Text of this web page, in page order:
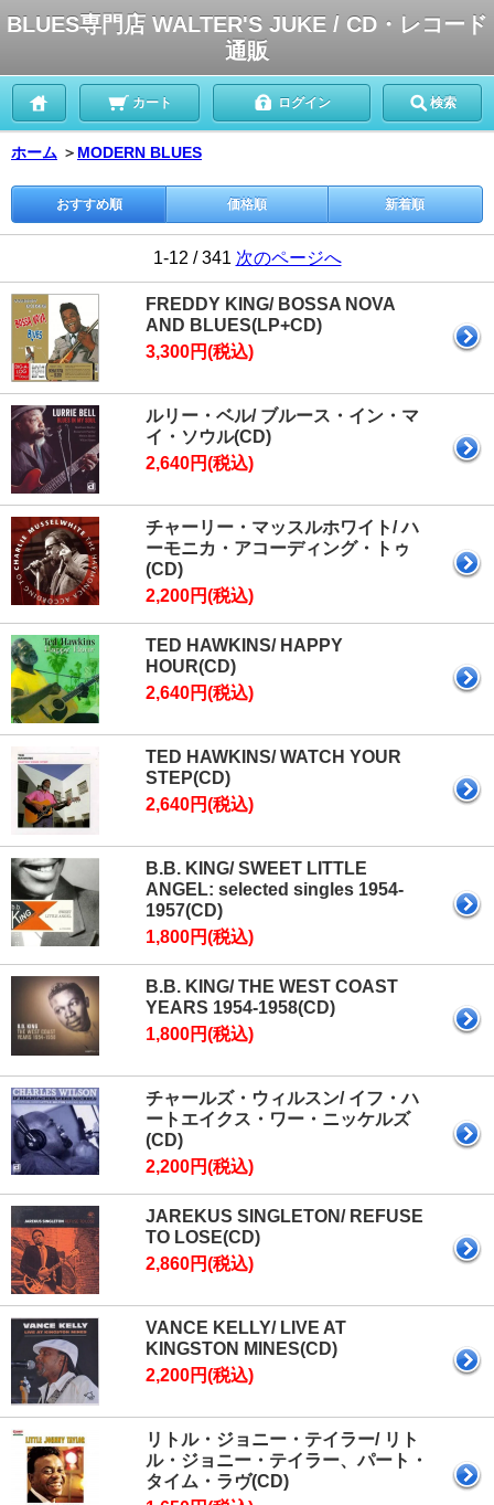
BLUES専門店 WALTER'S JUKE / CD・レコード
通販
カート ログイン 検索
ホーム ＞ MODERN BLUES
おすすめ順 価格順 新着順
1-12 / 341 次のページへ
FREDDY KING/ BOSSA NOVA
AND BLUES(LP+CD)
3,300円(税込)
ルリー・ベル/ ブルース・イン・マ
イ・ソウル(CD)
2,640円(税込)
チャーリー・マッスルホワイト/ ハ
ーモニカ・アコーディング・トゥ
(CD)
2,200円(税込)
TED HAWKINS/ HAPPY
HOUR(CD)
2,640円(税込)
TED HAWKINS/ WATCH YOUR
STEP(CD)
2,640円(税込)
B.B. KING/ SWEET LITTLE
ANGEL: selected singles 1954-
1957(CD)
1,800円(税込)
B.B. KING/ THE WEST COAST
YEARS 1954-1958(CD)
1,800円(税込)
チャールズ・ウィルスン/ イフ・ハ
ートエイクス・ワー・ニッケルズ
(CD)
2,200円(税込)
JAREKUS SINGLETON/ REFUSE
TO LOSE(CD)
2,860円(税込)
VANCE KELLY/ LIVE AT
KINGSTON MINES(CD)
2,200円(税込)
リトル・ジョニー・テイラー/ リト
ル・ジョニー・テイラー、パート・
タイム・ラヴ(CD)